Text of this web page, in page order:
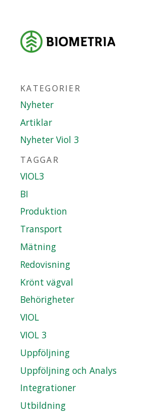
KATEGORIER
Nyheter
Artiklar
Nyheter Viol 3
TAGGAR
VIOL3
BI
Produktion
Transport
Mätning
Redovisning
Krönt vägval
Behörigheter
VIOL
VIOL 3
Uppföljning
Uppföljning och Analys
Integrationer
Utbildning